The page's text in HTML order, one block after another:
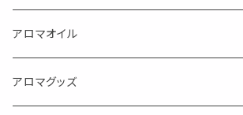
蒸し暑い夏やリフレッシュに
消臭に（用途：空間や衣服）
FLOWER LESO. フラワレソット
Kiyome LESO. キヨメ レソット
アロマオイル
エッセンシャルオイル
アロマグッズ